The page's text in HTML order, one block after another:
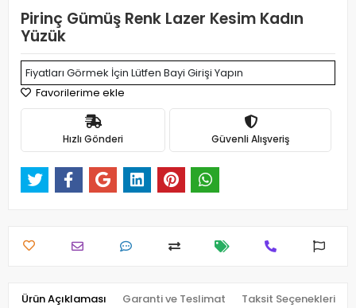
Pirinç Gümüş Renk Lazer Kesim Kadın
Yüzük
Fiyatları Görmek İçin Lütfen Bayi Girişi Yapın
Favorilerime ekle
Hızlı Gönderi Güvenli Alışveriş
Ürün Açıklaması Garanti ve Teslimat Taksit Seçenekleri